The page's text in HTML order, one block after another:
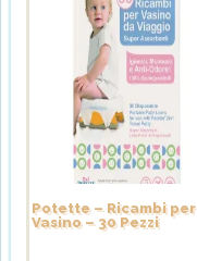
Potette – Ricambi per
Vasino – 30 Pezzi